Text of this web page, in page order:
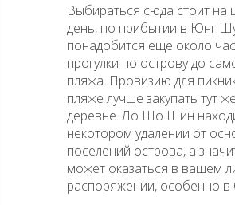
Выбираться сюда стоит на
день, по прибытии в Юнг
понадобится еще около
прогулки по острову до
пляжа. Провизию для
пляже лучше закупать тут
деревне. Ло Шо Шин
некотором удалении от
поселений острова, а
может оказаться в вашем
распоряжении, особенно в